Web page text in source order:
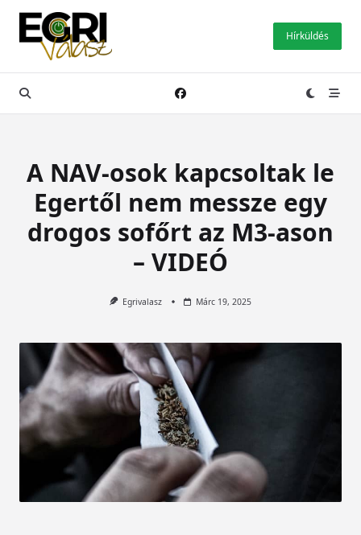
Skip
content
Hírküldés
A NAV-osok kapcsoltak le
Egertől nem messze egy
drogos sofőrt az M3-ason
– VIDEÓ
Egrivalasz Márc 19, 2025